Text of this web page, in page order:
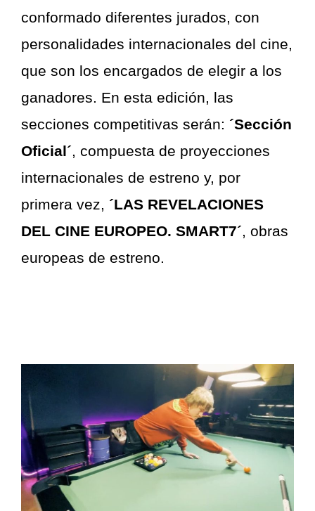
conformado diferentes jurados, con
personalidades internacionales del cine,
que son los encargados de elegir a los
ganadores. En esta edición, las
secciones competitivas serán: ´Sección
Oficial´, compuesta de proyecciones
internacionales de estreno y, por
primera vez, ´LAS REVELACIONES
DEL CINE EUROPEO. SMART7´, obras
europeas de estreno.